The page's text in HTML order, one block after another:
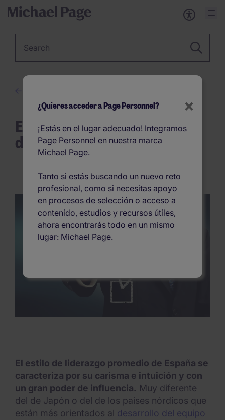
Estas son las 10 cualidades
del líder español
El estilo de liderazgo promedio de España se
caracteriza por su carisma e intuición y con
un gran poder de influencia. Muy diferente
del de Japón o del de los países nórdicos que
están más orientados al desarrollo del equipo
×
¿Quieres acceder a Page Personnel?
¡Estás en el lugar adecuado! Integramos
Page Personnel en nuestra marca
Michael Page.
Tanto si estás buscando un nuevo reto
profesional, como si necesitas apoyo
en procesos de selección o acceso a
contenido, estudios y recursos útiles,
ahora encontrarás todo en un mismo
lugar: Michael Page.